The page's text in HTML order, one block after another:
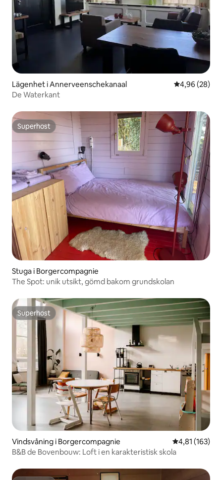
Lägenhet i Annerveenschekanaal 4,96 av 5 i
4,96 (28)
De Waterkant
Superhost
Superhost
Stuga i Borgercompagnie
The Spot: unik utsikt, gömd bakom grundskolan
Superhost
Superhost
Vindsvåning i Borgercompagnie 4,81 av 5 i
4,81 (163)
B&B de Bovenbouw: Loft i en karakteristisk skola